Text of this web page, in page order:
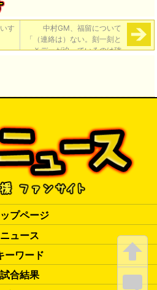
す
中村GM、福留について
「（連絡は）ない。刻一刻と
Ｘデーが迫っているのは確
ップページ
ニュース
ーワード
試合結果